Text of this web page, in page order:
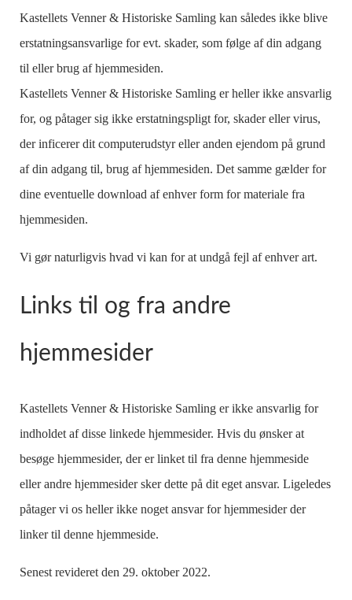
Kastellets Venner & Historiske Samling kan således ikke blive
erstatningsansvarlige for evt. skader, som følge af din adgang
til eller brug af hjemmesiden.
Kastellets Venner & Historiske Samling er heller ikke ansvarlig
for, og påtager sig ikke erstatningspligt for, skader eller virus,
der inficerer dit computerudstyr eller anden ejendom på grund
af din adgang til, brug af hjemmesiden. Det samme gælder for
dine eventuelle download af enhver form for materiale fra
hjemmesiden.
Vi gør naturligvis hvad vi kan for at undgå fejl af enhver art.
Links til og fra andre
hjemmesider
Kastellets Venner & Historiske Samling er ikke ansvarlig for
indholdet af disse linkede hjemmesider. Hvis du ønsker at
besøge hjemmesider, der er linket til fra denne hjemmeside
eller andre hjemmesider sker dette på dit eget ansvar. Ligeledes
påtager vi os heller ikke noget ansvar for hjemmesider der
linker til denne hjemmeside.
Senest revideret den 29. oktober 2022.